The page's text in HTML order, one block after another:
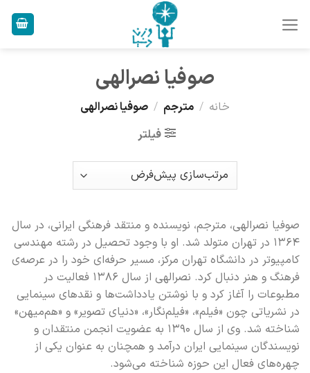
صوفیا نصرالهی
خانه / مترجم / صوفیا نصرالهی
فیلتر
صوفیا نصرالهی، مترجم، نویسنده و منتقد فرهنگی ایرانی، در سال
۱۳۶۴ در تهران متولد شد. او با وجود تحصیل در رشته مهندسی
کامپیوتر در دانشگاه تهران مرکز، مسیر حرفه‌ای خود را در عرصه‌ی
فرهنگ و هنر دنبال کرد. نصرالهی از سال ۱۳۸۶ فعالیت در
مطبوعات را آغاز کرد و با نوشتن یادداشت‌ها و نقدهای سینمایی
در نشریاتی چون «فیلم»، «فیلم‌نگار»، «دنیای تصویر» و «هم‌میهن»
شناخته شد. وی از سال ۱۳۹۰ به عضویت انجمن منتقدان و
نویسندگان سینمایی ایران درآمد و همچنان به عنوان یکی از
چهره‌های فعال این حوزه شناخته می‌شود.